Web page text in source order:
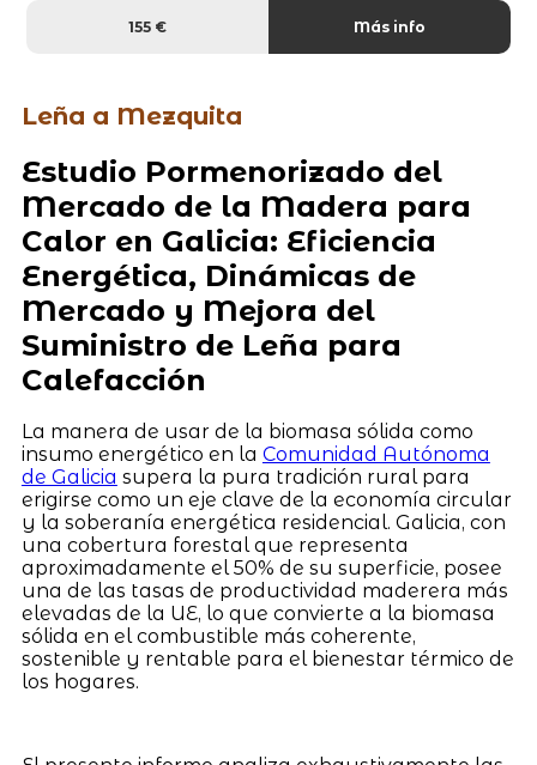
155 € Más info
Leña a Mezquita
Estudio Pormenorizado del
Mercado de la Madera para
Calor en Galicia: Eficiencia
Energética, Dinámicas de
Mercado y Mejora del
Suministro de Leña para
Calefacción
La manera de usar de la biomasa sólida como
insumo energético en la Comunidad Autónoma
de Galicia supera la pura tradición rural para
erigirse como un eje clave de la economía circular
y la soberanía energética residencial. Galicia, con
una cobertura forestal que representa
aproximadamente el 50% de su superficie, posee
una de las tasas de productividad maderera más
elevadas de la UE, lo que convierte a la biomasa
sólida en el combustible más coherente,
sostenible y rentable para el bienestar térmico de
los hogares.